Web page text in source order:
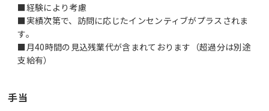
■経験により考慮
■実績次第で、訪問に応じたインセンティブがプラスされま
す。
■月40時間の見込残業代が含まれております（超過分は別途
支給有）
手当